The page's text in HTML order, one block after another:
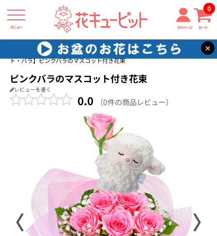
メニュー マイページ カート
0
×
花キューピット 誕生日フラワーギフト・バラ
【誕生日フラワーギフ
ト・バラ】ピンクバラのマスコット付き花束
ピンクバラのマスコット付き花束
レビューを書く
0.0 （0件の商品レビュー）
〈 〉